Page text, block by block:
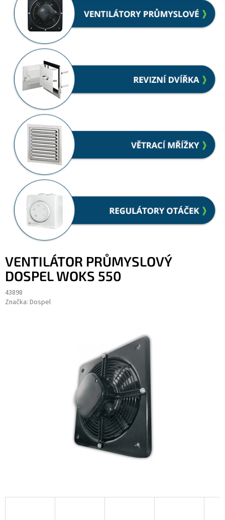
VENTILÁTOR PRŮMYSLOVÝ
DOSPEL WOKS 550
43898
Značka: Dospel